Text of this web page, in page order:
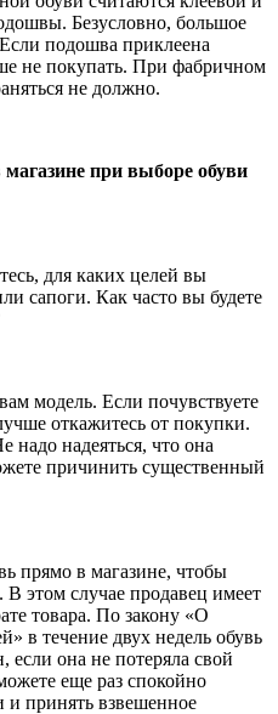
Безусловно, большое
подошва приклеена
не покупать. При фабричном
не должно.
при выборе обуви
для каких целей вы
сапоги. Как часто вы будете
модель. Если почувствуете
откажитесь от покупки.
надеяться, что она
причинить существенный
прямо в магазине, чтобы
этом случае продавец имеет
товара. По закону «О
в течение двух недель обувь
если она не потеряла свой
еще раз спокойно
принять взвешенное